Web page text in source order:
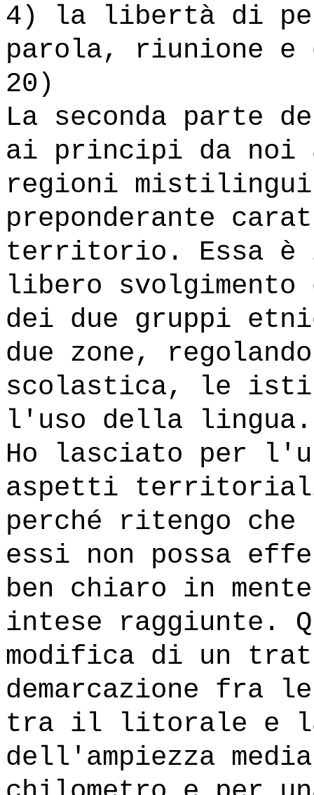
4) la libertà di
parola, riunione
20)
La seconda parte
ai principi da
regioni
preponderante
territorio. Essa
libero
dei due gruppi
due zone,
scolastica, le
l'uso della lingua.
Ho lasciato per
aspetti
perché ritengo
essi non possa
ben chiaro in
intese raggiunte.
modifica di un
demarcazione fra
tra il litorale e
dell'ampiezza